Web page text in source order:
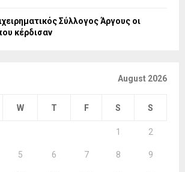
Σύλλογος Άργους οι
κέρδισαν
August 2026
W T F S S
1 2
5 6 7 8 9